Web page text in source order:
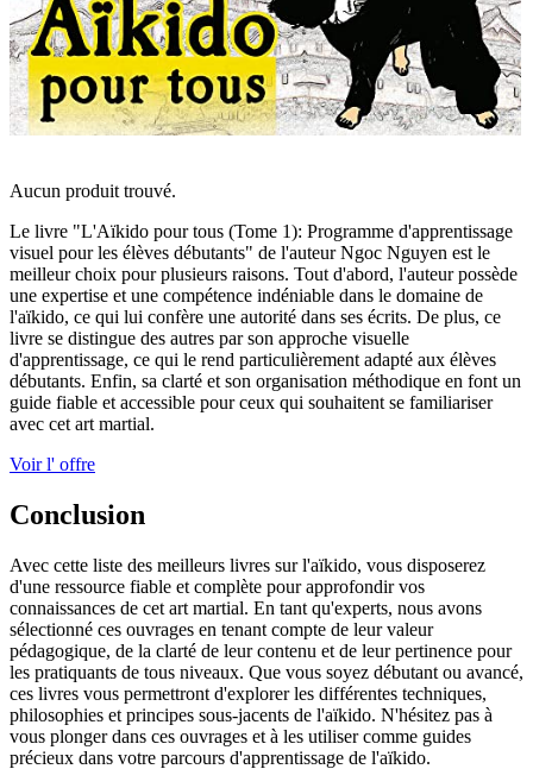
Aucun produit trouvé.
Le livre "L'Aïkido pour tous (Tome 1): Programme d'apprentissage
visuel pour les élèves débutants" de l'auteur Ngoc Nguyen est le
meilleur choix pour plusieurs raisons. Tout d'abord, l'auteur possède
une expertise et une compétence indéniable dans le domaine de
l'aïkido, ce qui lui confère une autorité dans ses écrits. De plus, ce
livre se distingue des autres par son approche visuelle
d'apprentissage, ce qui le rend particulièrement adapté aux élèves
débutants. Enfin, sa clarté et son organisation méthodique en font un
guide fiable et accessible pour ceux qui souhaitent se familiariser
avec cet art martial.
Voir l' offre
Conclusion
Avec cette liste des meilleurs livres sur l'aïkido, vous disposerez
d'une ressource fiable et complète pour approfondir vos
connaissances de cet art martial. En tant qu'experts, nous avons
sélectionné ces ouvrages en tenant compte de leur valeur
pédagogique, de la clarté de leur contenu et de leur pertinence pour
les pratiquants de tous niveaux. Que vous soyez débutant ou avancé,
ces livres vous permettront d'explorer les différentes techniques,
philosophies et principes sous-jacents de l'aïkido. N'hésitez pas à
vous plonger dans ces ouvrages et à les utiliser comme guides
précieux dans votre parcours d'apprentissage de l'aïkido.